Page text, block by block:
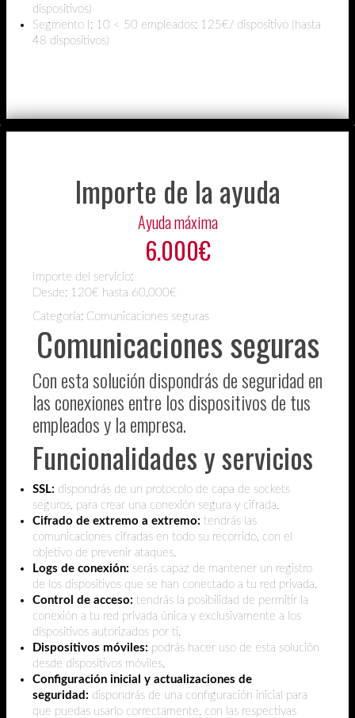
dispositivos)
Segmento I: 10 < 50 empleados: 125€/ dispositivo (hasta
48 dispositivos)
Importe de la ayuda
Ayuda máxima
6.000€
Importe del servicio:
Desde: 120€ hasta 60.000€
Categoría: Comunicaciones seguras
Comunicaciones seguras
Con esta solución dispondrás de seguridad en
las conexiones entre los dispositivos de tus
empleados y la empresa.
Funcionalidades y servicios
SSL: dispondrás de un protocolo de capa de sockets
seguros, para crear una conexión segura y cifrada.
Cifrado de extremo a extremo: tendrás las
comunicaciones cifradas en todo su recorrido, con el
objetivo de prevenir ataques.
Logs de conexión: serás capaz de mantener un registro
de los dispositivos que se han conectado a tu red privada.
Control de acceso: tendrás la posibilidad de permitir la
conexión a tu red privada única y exclusivamente a los
dispositivos autorizados por ti.
Dispositivos móviles: podrás hacer uso de esta solución
desde dispositivos móviles.
Configuración inicial y actualizaciones de
seguridad: dispondrás de una configuración inicial para
que puedas usarlo correctamente, con las respectivas